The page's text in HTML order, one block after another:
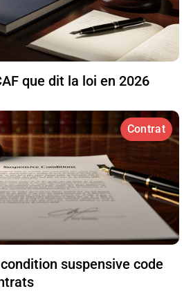
que dit la loi en 2026
Contrat
suspensive code